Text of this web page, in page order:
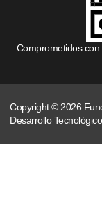
Comprometidos con
Copyright © 2026
Desarrollo